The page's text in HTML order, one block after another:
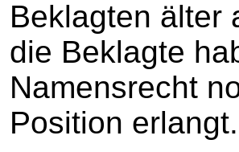
Beklagten älter
die Beklagte
Namensrecht
Position erlangt.